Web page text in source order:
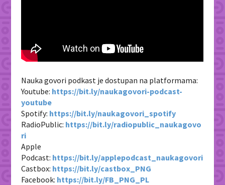
Nauka govori podkast je dostupan na platformama:
Youtube: https://bit.ly/naukagovori-podcast-
youtube
Spotify: https://bit.ly/naukagovori_spotify
RadioPublic: https://bit.ly/radiopublic_naukagovo
ri
Apple
Podcast: https://bit.ly/applepodcast_naukagovori
Castbox: https://bit.ly/castbox_PNG
Facebook: https://bit.ly/FB_PNG_PL